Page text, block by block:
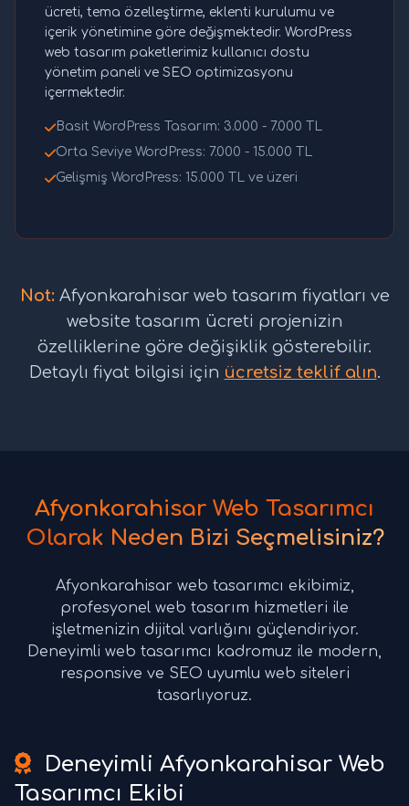
ücreti, tema özelleştirme, eklenti kurulumu ve
içerik yönetimine göre değişmektedir. WordPress
web tasarım paketlerimiz kullanıcı dostu
yönetim paneli ve SEO optimizasyonu
içermektedir.
Basit WordPress Tasarım: 3.000 - 7.000 TL
Orta Seviye WordPress: 7.000 - 15.000 TL
Gelişmiş WordPress: 15.000 TL ve üzeri
Not:Afyonkarahisar web tasarım fiyatları ve
website tasarım ücreti projenizin
özelliklerine göre değişiklik gösterebilir.
Detaylı fiyat bilgisi için ücretsiz teklif alın.
Afyonkarahisar Web Tasarımcı
Olarak Neden Bizi Seçmelisiniz?
Afyonkarahisar web tasarımcı ekibimiz,
profesyonel web tasarım hizmetleri ile
işletmenizin dijital varlığını güçlendiriyor.
Deneyimli web tasarımcı kadromuz ile modern,
responsive ve SEO uyumlu web siteleri
tasarlıyoruz.
Deneyimli Afyonkarahisar Web
Tasarımcı Ekibi